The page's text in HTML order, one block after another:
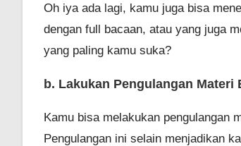
Oh iya ada lagi, kamu juga bisa
dengan full bacaan, atau yang juga
yang paling kamu suka?
b. Lakukan Pengulangan Materi
Kamu bisa melakukan pengulangan
Pengulangan ini selain menjadikan